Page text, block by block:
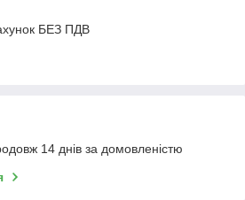
БЕЗ ПДВ
14 днів за домовленістю